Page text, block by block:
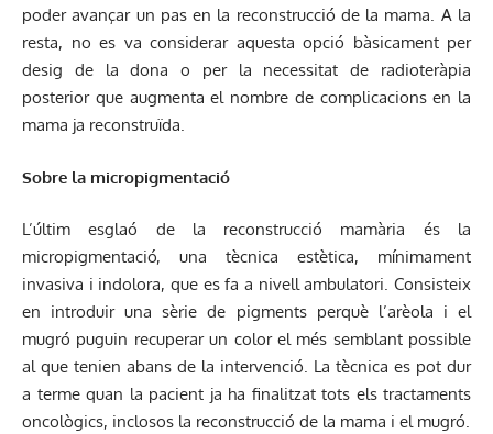
poder avançar un pas en la reconstrucció de la mama. A la
resta, no es va considerar aquesta opció bàsicament per
desig de la dona o per la necessitat de radioteràpia
posterior que augmenta el nombre de complicacions en la
mama ja reconstruïda.
Sobre la micropigmentació
L’últim esglaó de la reconstrucció mamària és la
micropigmentació, una tècnica estètica, mínimament
invasiva i indolora, que es fa a nivell ambulatori. Consisteix
en introduir una sèrie de pigments perquè l’arèola i el
mugró puguin recuperar un color el més semblant possible
al que tenien abans de la intervenció. La tècnica es pot dur
a terme quan la pacient ja ha finalitzat tots els tractaments
oncològics, inclosos la reconstrucció de la mama i el mugró.